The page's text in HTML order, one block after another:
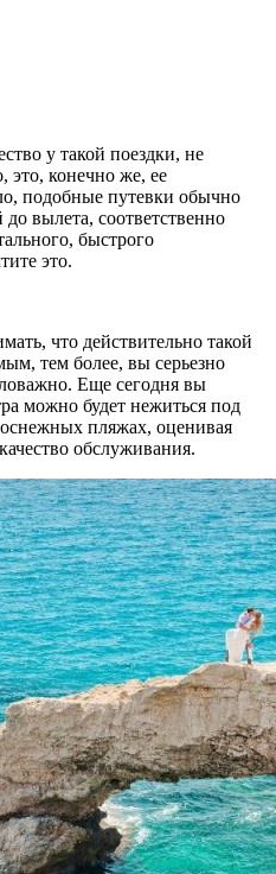
у такой поездки, не
это, конечно же, ее
подобные путевки обычно
вылета, соответственно
быстрого
это.
что действительно такой
тем более, вы серьезно
Еще сегодня вы
можно будет нежиться под
пляжах, оценивая
обслуживания.